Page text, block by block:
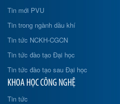
Tin mới PVU
Tin trong ngành dầu khí
Tin tức NCKH-CGCN
Tin tức đào tạo Đại học
Tin tức đào tạo sau Đại học
KHOA HỌC CÔNG NGHỆ
Tin tức